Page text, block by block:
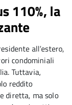
110%, la
all’estero,
condominiali
Tuttavia,
reddito
diretta, ma solo